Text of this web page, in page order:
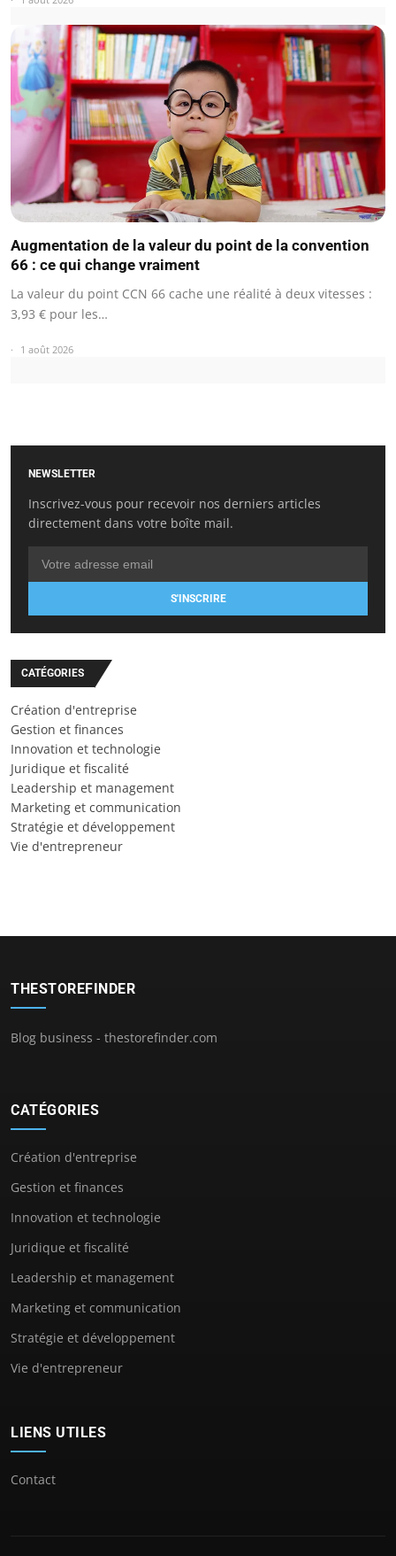
Augmentation de la valeur du point de la convention
66 : ce qui change vraiment
La valeur du point CCN 66 cache une réalité à deux vitesses :
3,93 € pour les…
1 août 2026
NEWSLETTER
Inscrivez-vous pour recevoir nos derniers articles
directement dans votre boîte mail.
S'INSCRIRE
CATÉGORIES
Création d'entreprise
Gestion et finances
Innovation et technologie
Juridique et fiscalité
Leadership et management
Marketing et communication
Stratégie et développement
Vie d'entrepreneur
THESTOREFINDER
Blog business - thestorefinder.com
CATÉGORIES
Création d'entreprise
Gestion et finances
Innovation et technologie
Juridique et fiscalité
Leadership et management
Marketing et communication
Stratégie et développement
Vie d'entrepreneur
LIENS UTILES
Contact